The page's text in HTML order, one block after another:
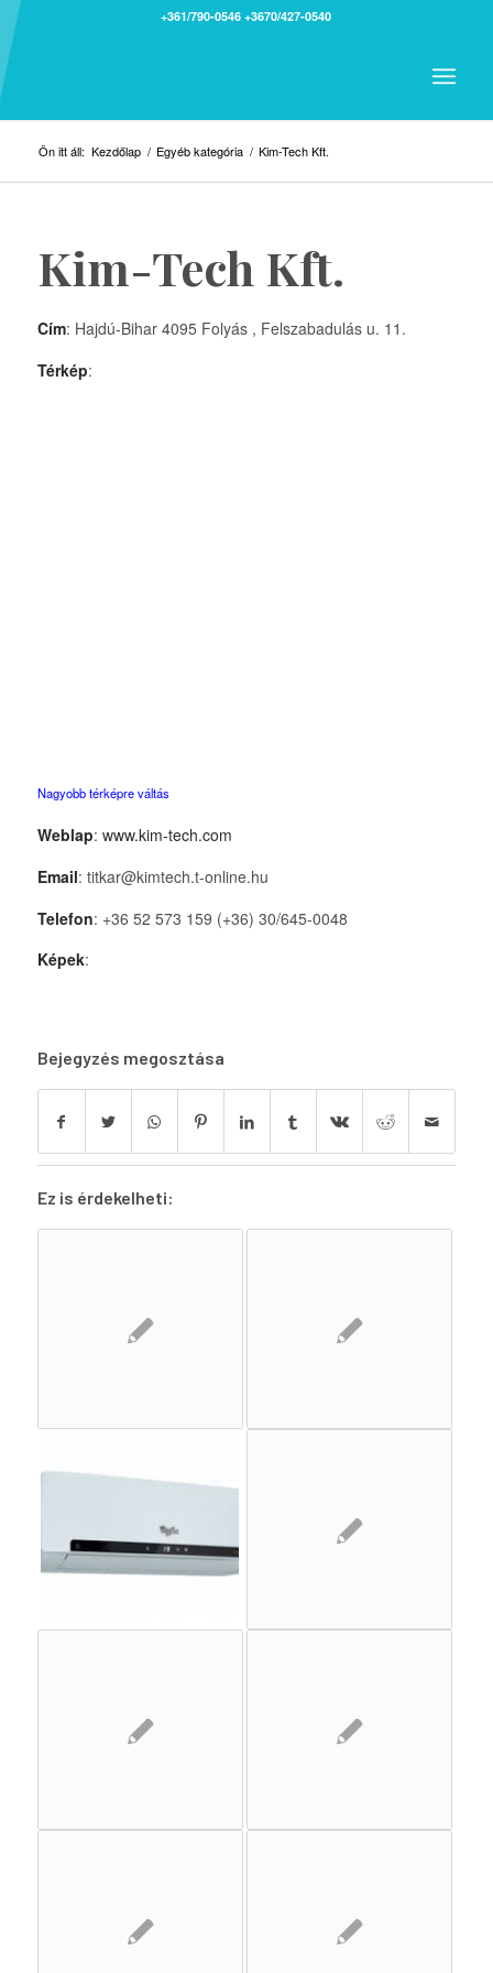
+361/790-0546 +3670/427-0540
Ön itt áll: Kezdőlap / Egyéb kategória / Kim-Tech Kft.
Kim-Tech Kft.
Cím: Hajdú-Bihar 4095 Folyás , Felszabadulás u. 11.
Térkép:
Nagyobb térképre váltás
Weblap: www.kim-tech.com
Email: titkar@kimtech.t-online.hu
Telefon: +36 52 573 159 (+36) 30/645-0048
Képek:
Bejegyzés megosztása
Ez is érdekelheti: